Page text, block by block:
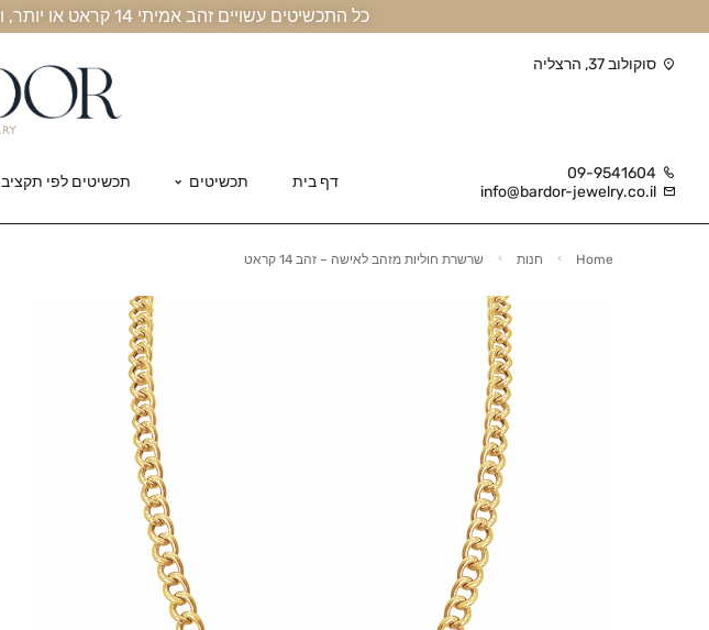
כל התכשיטים עשויים זהב אמיתי 14 קראט או יותר, ומגיעים בליווי תעודה, אריזה מהודרת, ומשלוח חינם עד הבית
סוקולוב 37, הרצליה
09-9541604
info@bardor-jewelry.co.il
דף בית תכשיטים תכשיטים לפי תקציב
Home חנות שרשרת חוליות מזהב לאישה – זהב 14 קראט